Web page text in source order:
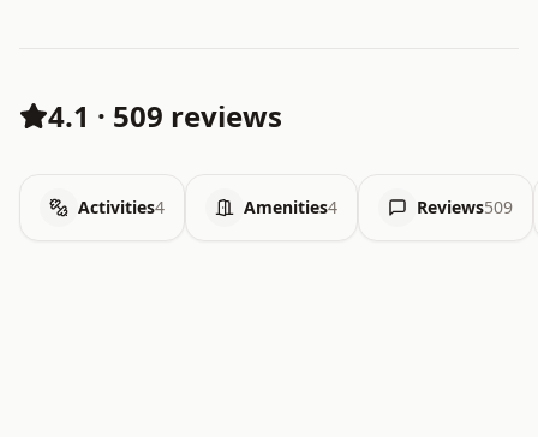
4.1 · 509 reviews
Activities4 Amenities4 Reviews509